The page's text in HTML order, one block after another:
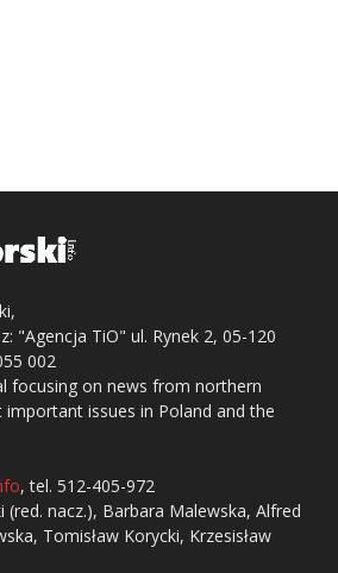
"Agencja TiO" ul. Rynek 2, 05-120
002
focusing on news from northern
issues in Poland and the
, tel. 512-405-972
(red. nacz.), Barbara Malewska, Alfred
Tomisław Korycki, Krzesisław